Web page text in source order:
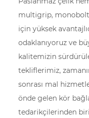
multigrip, monobolt
için yüksek
odaklanıyoruz ve
kalitemizin
tekliflerimiz,
sonrası mal
önde gelen kör
tedarikçilerinden